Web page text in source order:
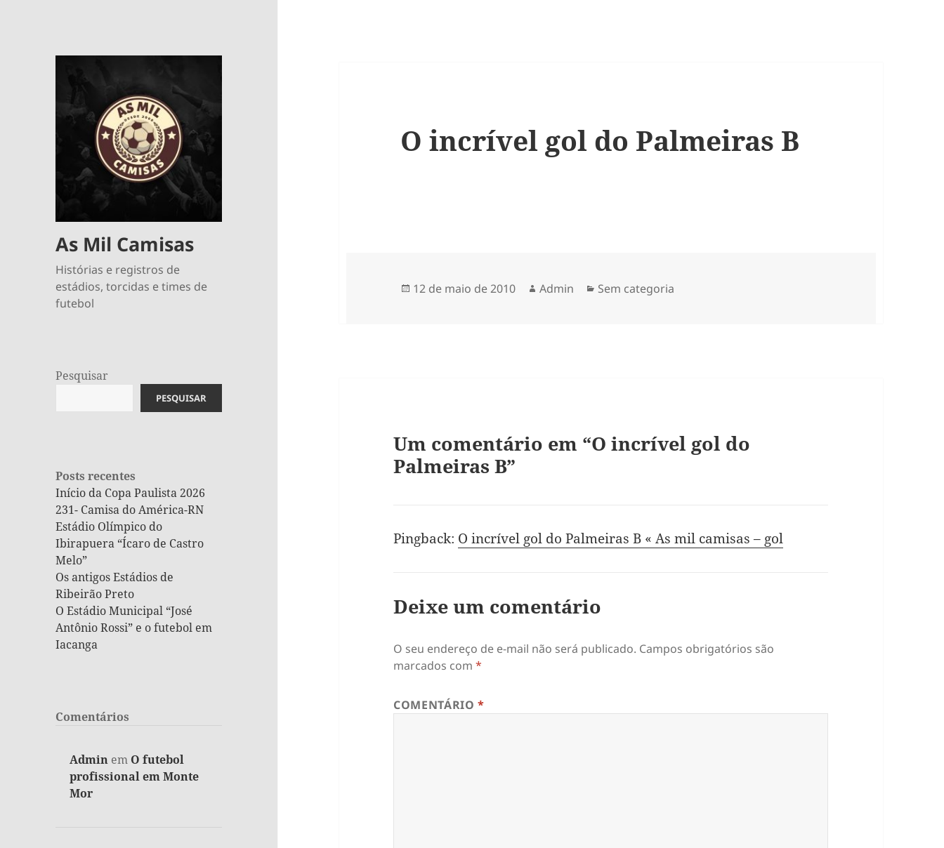
As Mil Camisas
Histórias e registros de
estádios, torcidas e times de
futebol
Pesquisar
PESQUISAR
Posts recentes
Início da Copa Paulista 2026
231- Camisa do América-RN
Estádio Olímpico do
Ibirapuera “Ícaro de Castro
Melo”
Os antigos Estádios de
Ribeirão Preto
O Estádio Municipal “José
Antônio Rossi” e o futebol em
Iacanga
Comentários
Admin em O futebol
profissional em Monte
Mor
O incrível gol do Palmeiras B
Publicado
12 de maio de 2010 Autor
Admin Categorias
Sem categoria
Um comentário em “O incrível gol do
Palmeiras B”
Pingback: O incrível gol do Palmeiras B « As mil camisas – gol
Deixe um comentário
O seu endereço de e-mail não será publicado. Campos obrigatórios são
marcados com*
COMENTÁRIO*